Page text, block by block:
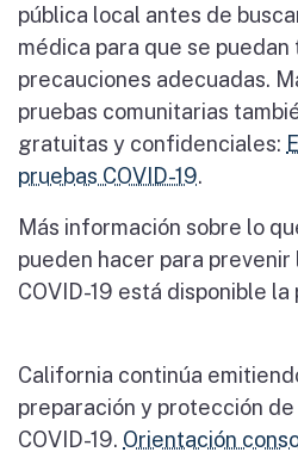
pública local antes de
médica para que se puedan
precauciones adecuadas.
pruebas comunitarias
gratuitas y confidenciales:
pruebas COVID-19.
Más información sobre lo
pueden hacer para prevenir
COVID-19 está disponible la
​California continúa
preparación y protección
COVID-19. Orientación